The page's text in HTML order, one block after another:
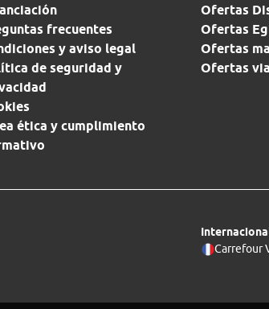
frecuentes
y aviso legal
de seguridad y
ética y cumplimiento
Ofertas
Ofertas
Ofertas
Ofertas
Carrefour